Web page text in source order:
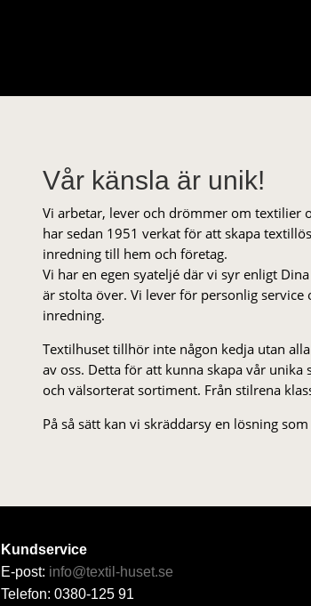
Vår känsla är unik!
Vi arbetar, lever och drömmer om textilier
har sedan 1951 verkat för att skapa
inredning till hem och företag.
Vi har en egen syateljé där vi syr enligt
är stolta över. Vi lever för personlig
inredning.
Textilhuset tillhör inte någon kedja utan
av oss. Detta för att kunna skapa vår
och välsorterat sor­ti­ment. Från stil­rena
På så sätt kan vi skräddarsy en lösning
Kundservice
E-post: info@textil-huset.se
Telefon: 0380-125 91